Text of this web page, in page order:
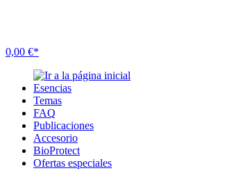
0,00 €*
Esencias
Temas
FAQ
Publicaciones
Accesorio
BioProtect
Ofertas especiales